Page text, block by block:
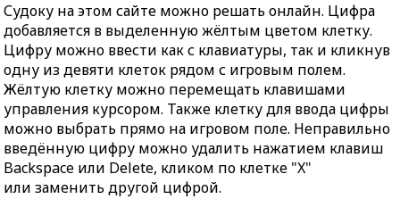
Судоку на этом сайте можно решать онлайн. Цифра
добавляется в выделенную жёлтым цветом клетку.
Цифру можно ввести как с клавиатуры, так и кликнув
одну из девяти клеток рядом с игровым полем.
Жёлтую клетку можно перемещать клавишами
управления курсором. Также клетку для ввода цифры
можно выбрать прямо на игровом поле. Неправильно
введённую цифру можно удалить нажатием клавиш
Backspace или Delete, кликом по клетке "X"
или заменить другой цифрой.